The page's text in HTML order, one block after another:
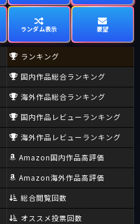
ランダム表示 要望
ランキング
国内作品総合ランキング
海外作品総合ランキング
国内作品レビューランキング
海外作品レビューランキング
Amazon国内作品高評価
Amazon海外作品高評価
総合閲覧回数
オススメ投票回数